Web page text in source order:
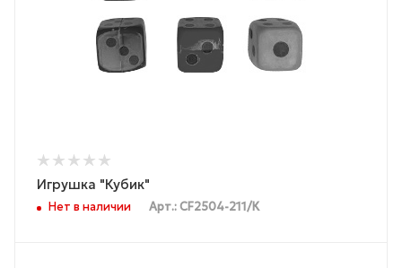
Игрушка "Кубик"
Нет в наличии Арт.: CF2504-211/К